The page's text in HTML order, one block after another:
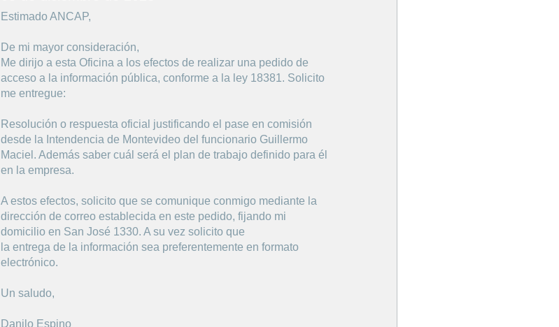
Estimado ANCAP,
De mi mayor consideración,
Me dirijo a esta Oficina a los efectos de realizar una pedido de
acceso a la información pública, conforme a la ley 18381. Solicito
me entregue:
Resolución o respuesta oficial justificando el pase en comisión
desde la Intendencia de Montevideo del funcionario Guillermo
Maciel. Además saber cuál será el plan de trabajo definido para él
en la empresa.
A estos efectos, solicito que se comunique conmigo mediante la
dirección de correo establecida en este pedido, fijando mi
domicilio en San José 1330. A su vez solicito que
la entrega de la información sea preferentemente en formato
electrónico.
Un saludo,
Danilo Espino